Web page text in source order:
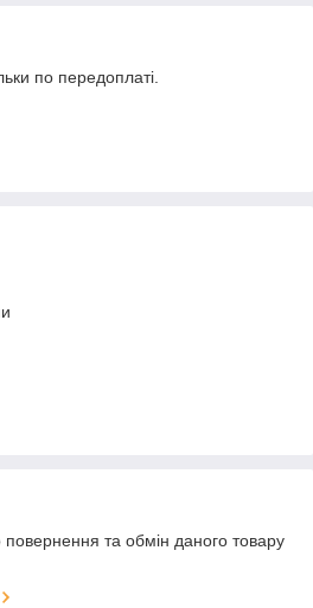
по передоплаті.
та обмін даного товару